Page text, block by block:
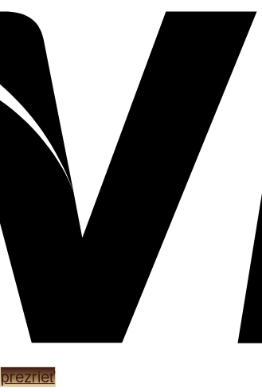
EXKLUZÍVNY NÁBYTOK
prezrieť